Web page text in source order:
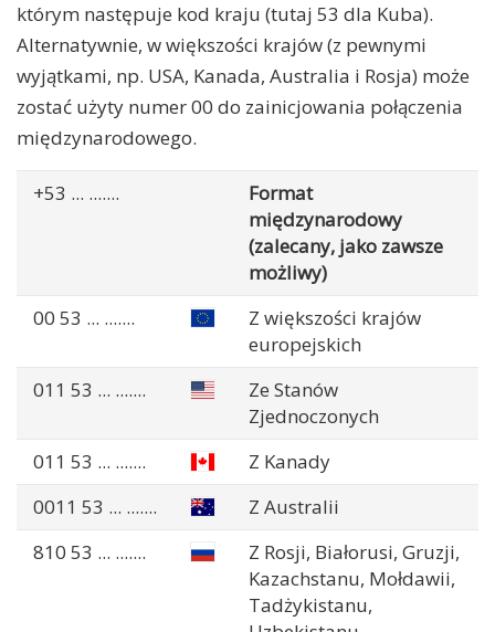
którym następuje kod kraju (tutaj 53 dla Kuba).
Alternatywnie, w większości krajów (z pewnymi
wyjątkami, np. USA, Kanada, Australia i Rosja) może
zostać użyty numer 00 do zainicjowania połączenia
międzynarodowego.
+53 ... .......
Format
międzynarodowy
(zalecany, jako zawsze
możliwy)
00 53 ... .......
Z większości krajów
europejskich
011 53 ... .......
Ze Stanów
Zjednoczonych
011 53 ... .......
Z Kanady
0011 53 ... .......
Z Australii
810 53 ... .......
Z Rosji, Białorusi, Gruzji,
Kazachstanu, Mołdawii,
Tadżykistanu,